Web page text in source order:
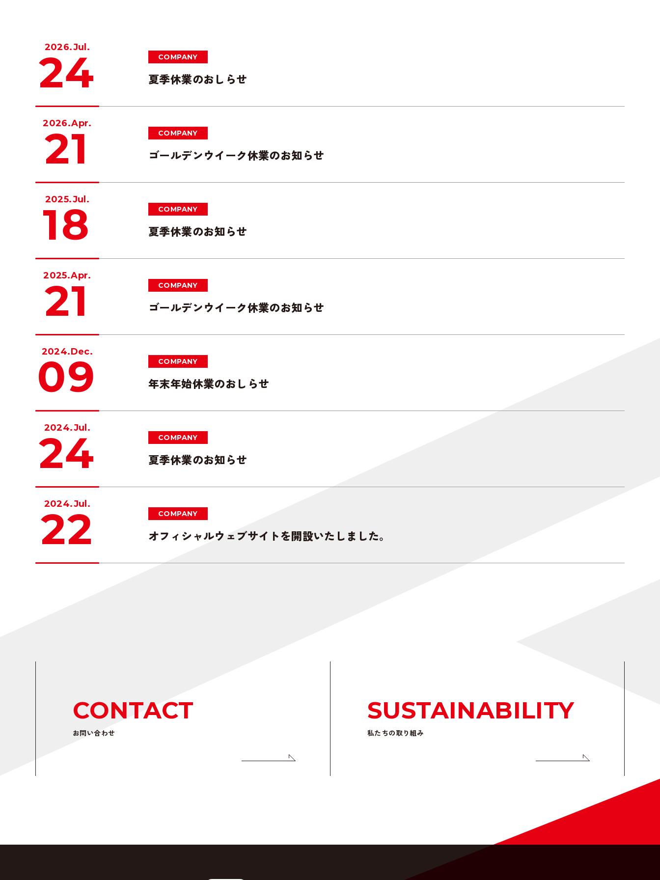
2026.Jul.
24 COMPANY
夏季休業のおしらせ
2026.Apr.
21 COMPANY
ゴールデンウイーク休業のお知らせ
2025.Jul.
18 COMPANY
夏季休業のお知らせ
2025.Apr.
21 COMPANY
ゴールデンウイーク休業のお知らせ
2024.Dec.
09 COMPANY
年末年始休業のおしらせ
2024.Jul.
24 COMPANY
夏季休業のお知らせ
2024.Jul.
22 COMPANY
オフィシャルウェブサイトを開設いたしました。
CONTACT
お問い合わせ
SUSTAINABILITY
私たちの取り組み